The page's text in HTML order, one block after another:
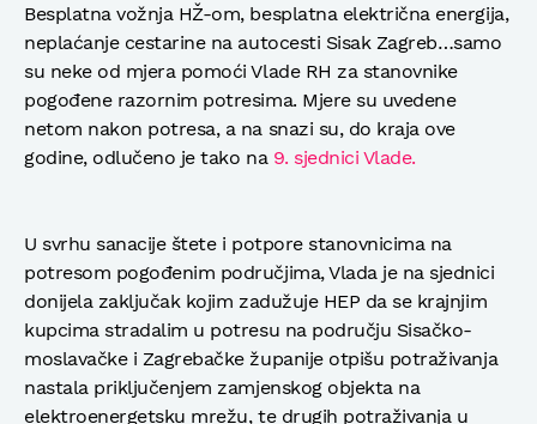
Besplatna vožnja HŽ-om, besplatna električna energija,
neplaćanje cestarine na autocesti Sisak Zagreb…samo
su neke od mjera pomoći Vlade RH za stanovnike
pogođene razornim potresima. Mjere su uvedene
netom nakon potresa, a na snazi su, do kraja ove
godine, odlučeno je tako na 9. sjednici Vlade.
U svrhu sanacije štete i potpore stanovnicima na
potresom pogođenim područjima, Vlada je na sjednici
donijela zaključak kojim zadužuje HEP da se krajnjim
kupcima stradalim u potresu na području Sisačko-
moslavačke i Zagrebačke županije otpišu potraživanja
nastala priključenjem zamjenskog objekta na
elektroenergetsku mrežu, te drugih potraživanja u